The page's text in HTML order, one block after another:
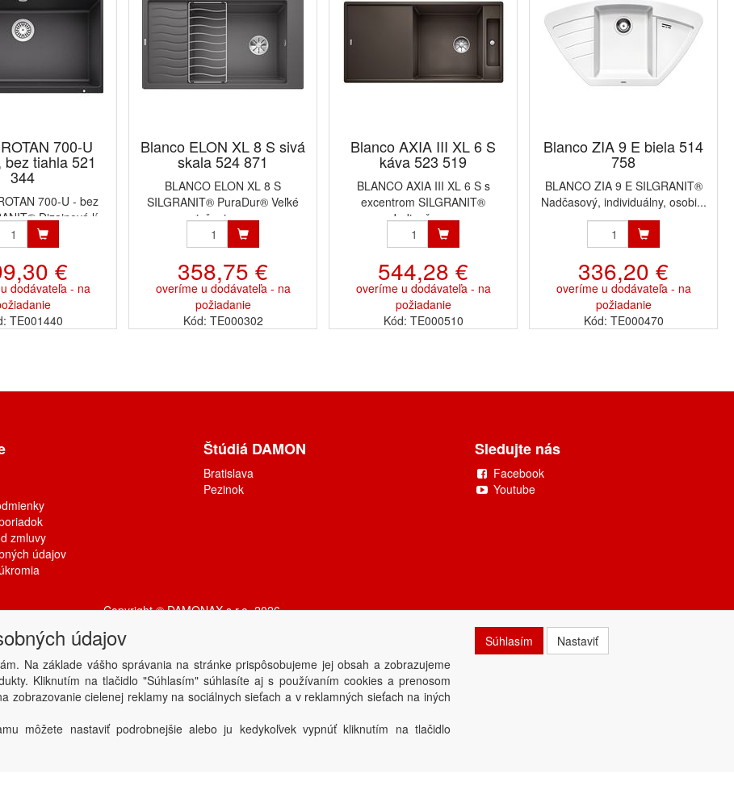
700-U
tiahla 521
344
700-U - bez
Dizajnová lí...
€
dodávateľa - na
TE001440
Blanco ELON XL 8 S sivá
skala 524 871
BLANCO ELON XL 8 S
SILGRANIT® PuraDur® Veľké
riešenie v ...
358,75 €
overíme u dodávateľa - na
požiadanie
Kód: TE000302
Blanco AXIA III XL 6 S
káva 523 519
BLANCO AXIA III XL 6 S s
excentrom SILGRANIT®
Jedinečne ...
544,28 €
overíme u dodávateľa - na
požiadanie
Kód: TE000510
Blanco ZIA 9 E biela 514
758
BLANCO ZIA 9 E SILGRANIT®
Nadčasový, individuálny, osobi...
336,20 €
overíme u dodávateľa - na
požiadanie
Kód: TE000470
zmluvy
údajov
Štúdiá DAMON
Bratislava
Pezinok
Sledujte nás
Facebook
Youtube
Copyright © DAMONAX s.r.o.2026
údajov
Na základe vášho správania na stránke prispôsobujeme jej obsah a zobrazujeme
Kliknutím na tlačidlo "Súhlasím" súhlasíte aj s používaním cookies a prenosom
zobrazovanie cielenej reklamy na sociálnych sieťach a v reklamných sieťach na iných
môžete nastaviť podrobnejšie alebo ju kedykoľvek vypnúť kliknutím na tlačidlo
Súhlasím Nastaviť